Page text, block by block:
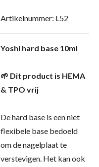
Artikelnummer: L52
Yoshi hard base 10ml
🌱 Dit product is HEMA
& TPO vrij
De hard base is een niet
flexibele base bedoeld
om de nagelplaat te
verstevigen. Het kan ook